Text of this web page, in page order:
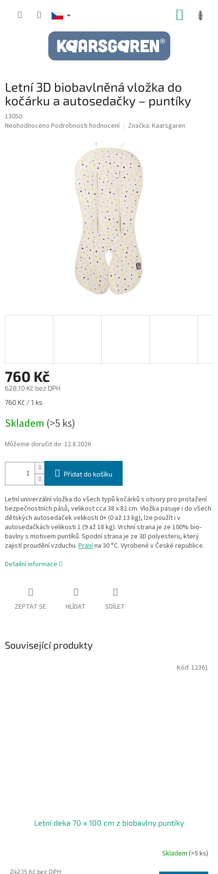
Letní 3D biobavlněná vložka do
kočárku a autosedačky – puntíky
13050
Průměrné
Neohodnoceno Podrobnosti hodnocení Značka: Kaarsgaren
760 Kč
628,10 Kč bez DPH
Měrná
760 Kč / 1 ks
Skladem (>5 ks)
Můžeme doručit do: 12.8.2026
Přidat do košíku
Letní univerzální vložka do všech typů kočárků s otvory pro protažení
bezpečnostních pásů, velikost cca 38 x 82 cm. Vložka pasuje i do všech
dětských autosedaček velikosti 0+ (0 až 13 kg), lze použít i v
autosedačkách velikosti 1 (9 až 18 kg). Vrchní strana je ze 100% bio-
bavlny s motivem puntíků. Spodní strana je ze 3D polyesteru, který
zajistí proudění vzduchu. Pranína 30 °C. Vyrobené v České republice.
Detailní informace
ZEPTAT SE HLÍDAT SDÍLET
Související produkty
Letní deka 70 x 100 cm z biobavlny puntíky
Skladem (>5 ks)
242,15 Kč bez DPH
Kód: 12361